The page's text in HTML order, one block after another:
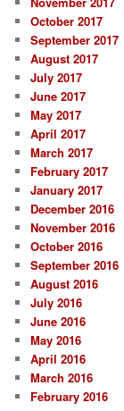
October 2017
September 2017
August 2017
July 2017
June 2017
May 2017
April 2017
March 2017
February 2017
January 2017
December 2016
November 2016
October 2016
September 2016
August 2016
July 2016
June 2016
May 2016
April 2016
March 2016
February 2016